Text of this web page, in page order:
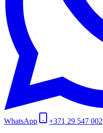
WhatsApp +371 29 547 002